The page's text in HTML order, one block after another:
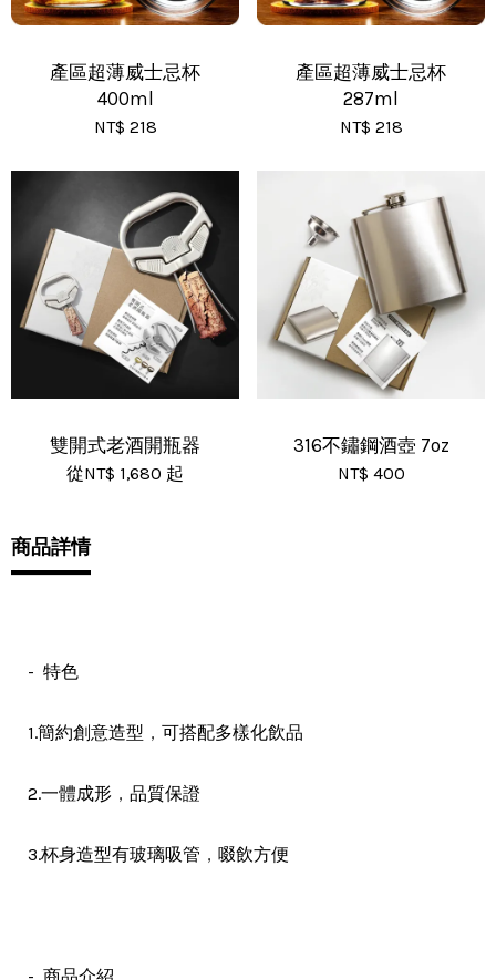
商品詳情
- 特色
1.簡約創意造型 ， 可搭配多樣化飲品
2.一體成形 ， 品質保證
3.杯身造型有玻璃吸管 ， 啜飲方便
產區超薄威士忌杯
400ml
NT$ 218
產區超薄威士忌杯
287ml
NT$ 218
雙開式老酒開瓶器
從NT$ 1,680 起
316不鏽鋼酒壺 7oz
NT$ 400